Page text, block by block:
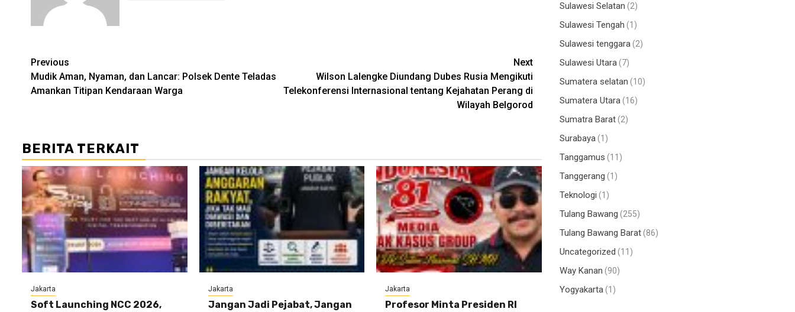
Post
navigation
Previous
Mudik Aman, Nyaman, dan Lancar: Polsek Dente Teladas
Amankan Titipan Kendaraan Warga
Next
Wilson Lalengke Diundang Dubes Rusia Mengikuti
Telekonferensi Internasional tentang Kejahatan Perang di
Wilayah Belgorod
BERITA TERKAIT
Jakarta
Soft Launching NCC 2026,
Jakarta
Jangan Jadi Pejabat, Jangan
Jakarta
Profesor Minta Presiden RI
Sulawesi Selatan (2)
Sulawesi Tengah (1)
Sulawesi tenggara(2)
Sulawesi Utara(7)
Sumatera selatan (10)
Sumatera Utara(16)
Sumatra Barat(2)
Surabaya(1)
Tanggamus (11)
Tanggerang (1)
Teknologi (1)
Tulang Bawang (255)
Tulang Bawang Barat(86)
Uncategorized (11)
Way Kanan (90)
Yogyakarta(1)